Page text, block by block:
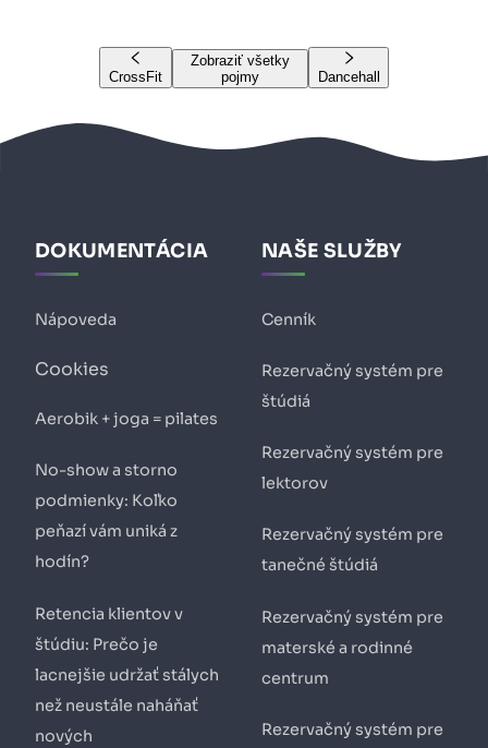
CrossFit
Zobraziť všetky
pojmy
Dancehall
DOKUMENTÁCIA
Nápoveda
Cookies
Aerobik + joga = pilates
No-show a storno
podmienky: Koľko
peňazí vám uniká z
hodín?
Retencia klientov v
štúdiu: Prečo je
lacnejšie udržať stálych
než neustále naháňať
nových
NAŠE SLUŽBY
Cenník
Rezervačný systém pre
štúdiá
Rezervačný systém pre
lektorov
Rezervačný systém pre
tanečné štúdiá
Rezervačný systém pre
materské a rodinné
centrum
Rezervačný systém pre